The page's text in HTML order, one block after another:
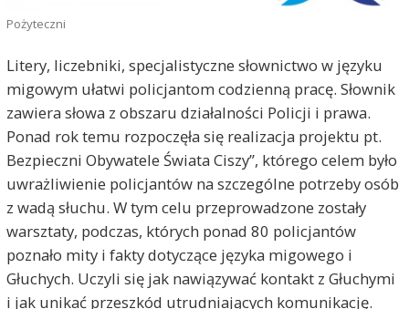
Pożyteczni
Litery, liczebniki, specjalistyczne słownictwo w języku
migowym ułatwi policjantom codzienną pracę. Słownik
zawiera słowa z obszaru działalności Policji i prawa.
Ponad rok temu rozpoczęła się realizacja projektu pt.
Bezpieczni Obywatele Świata Ciszy”, którego celem było
uwrażliwienie policjantów na szczególne potrzeby osób
z wadą słuchu. W tym celu przeprowadzone zostały
warsztaty, podczas, których ponad 80 policjantów
poznało mity i fakty dotyczące języka migowego i
Głuchych. Uczyli się jak nawiązywać kontakt z Głuchymi
i jak unikać przeszkód utrudniających komunikację.